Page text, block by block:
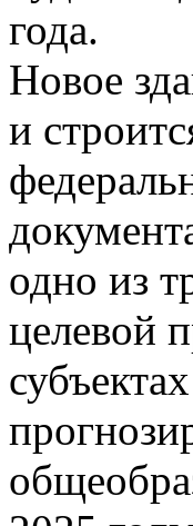
года.
Новое
и
одно из
целевой